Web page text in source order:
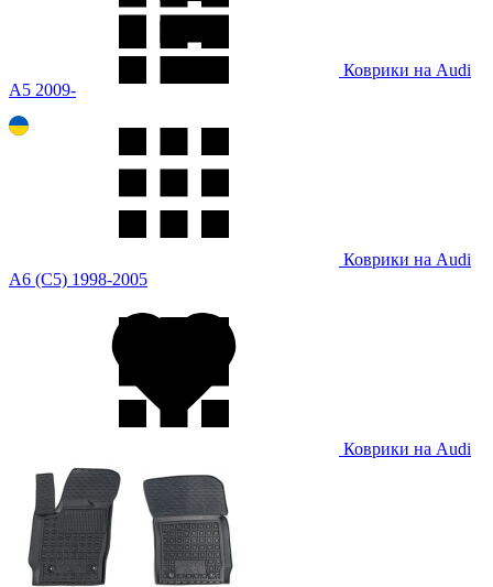
Коврики на Audi
A5 2009-
Коврики на Audi
A6 (C5) 1998-2005
Коврики на Audi
A6 (C6) 2005-2011